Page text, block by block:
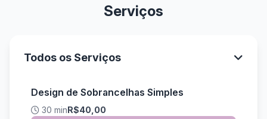
Serviços
Todos os Serviços
Design de Sobrancelhas Simples
30 minR$40,00